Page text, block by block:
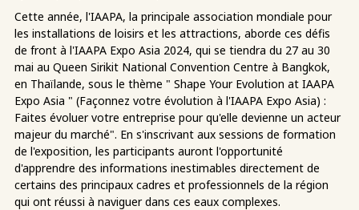
Cette année, l'IAAPA, la principale association mondiale pour
les installations de loisirs et les attractions, aborde ces défis
de front à l'IAAPA Expo Asia 2024, qui se tiendra du 27 au 30
mai au Queen Sirikit National Convention Centre à Bangkok,
en Thaïlande, sous le thème " Shape Your Evolution at IAAPA
Expo Asia " (Façonnez votre évolution à l'IAAPA Expo Asia) :
Faites évoluer votre entreprise pour qu'elle devienne un acteur
majeur du marché". En s'inscrivant aux sessions de formation
de l'exposition, les participants auront l'opportunité
d'apprendre des informations inestimables directement de
certains des principaux cadres et professionnels de la région
qui ont réussi à naviguer dans ces eaux complexes.